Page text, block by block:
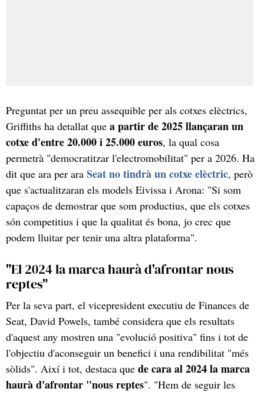
Preguntat per un preu assequible per als cotxes elèctrics,
Griffiths ha detallat que a partir de 2025 llançaran un
cotxe d'entre 20.000 i 25.000 euros, la qual cosa
permetrà "democratitzar l'electromobilitat" per a 2026. Ha
dit que ara per ara Seat no tindrà un cotxe elèctric, però
que s'actualitzaran els models Eivissa i Arona: "Si som
capaços de demostrar que som productius, que els cotxes
són competitius i que la qualitat és bona, jo crec que
podem lluitar per tenir una altra plataforma".
"El 2024 la marca haurà d'afrontar nous
reptes"
Per la seva part, el vicepresident executiu de Finances de
Seat, David Powels, també considera que els resultats
d'aquest any mostren una "evolució positiva" fins i tot de
l'objectiu d'aconseguir un benefici i una rendibilitat "més
sòlids". Així i tot, destaca que de cara al 2024 la marca
haurà d'afrontar "nous reptes". "Hem de seguir les